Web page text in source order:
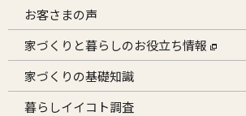
お客さまの声
家づくりと暮らしのお役立ち情報
家づくりの基礎知識
暮らしイイコト調査